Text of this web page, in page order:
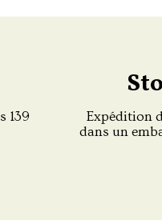
139
Expédition
dans un